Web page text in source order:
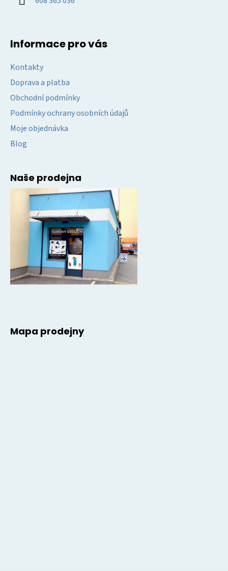
Informace pro vás
Kontakty
Doprava a platba
Obchodní podmínky
Podmínky ochrany osobních údajů
Moje objednávka
Blog
Naše prodejna
Mapa prodejny